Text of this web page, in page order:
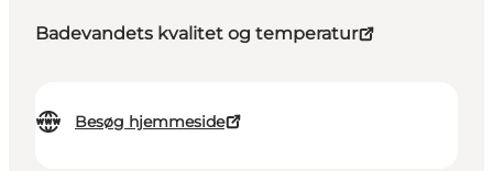
Badevandets kvalitet og temperatur
Besøg hjemmeside